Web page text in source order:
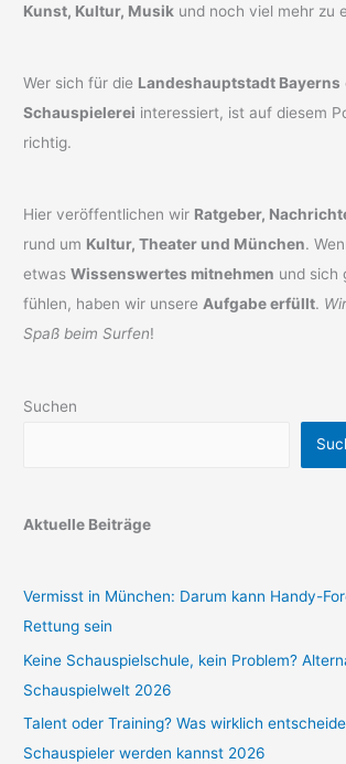
Kunst, Kultur, Musik und noch viel mehr zu
Wer sich für die Landeshauptstadt Bayerns
Schauspielerei interessiert, ist auf diesem
richtig.
Hier veröffentlichen wir Ratgeber,
rund um Kultur, Theater und München.
etwasWissenswertes mitnehmen und sich
fühlen, haben wir unsereAufgabe erfüllt.
Spaß beim Surfen!
Suchen
Aktuelle Beiträge
Vermisst in München: Darum kann Handy-
Rettung sein
Keine Schauspielschule, kein Problem?
Schauspielwelt 2026
Talent oder Training? Was wirklich
Schauspieler werden kannst 2026